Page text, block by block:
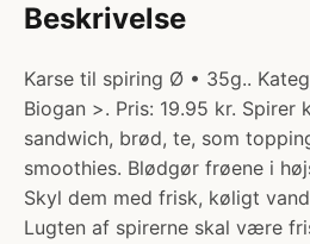
Beskrivelse
Karse til spiring Ø • 35g..
Biogan >. Pris: 19.95 kr. Spirer
sandwich, brød, te, som
smoothies. Blødgør frøene i
Skyl dem med frisk, køligt
Lugten af spirerne skal være